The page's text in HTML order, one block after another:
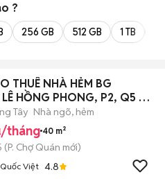
?
256 GB 512 GB 1 TB
THUÊ NHÀ HẺM BG
HỒNG PHONG, P2, Q5 -
Tây Nhà ngõ, hẻm
tháng 40 m²
(P. Chợ Quán mới)
Việt 4.8